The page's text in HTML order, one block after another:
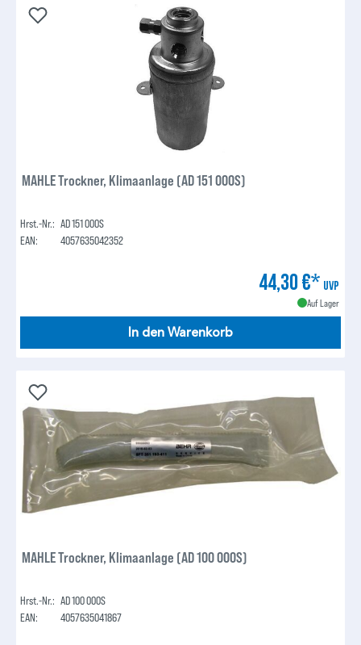
MAHLE Trockner, Klimaanlage (AD 151 000S)
Hrst.-Nr.: AD 151 000S
EAN:
4057635042352
44,30 €* UVP
Auf Lager
In den Warenkorb
MAHLE Trockner, Klimaanlage (AD 100 000S)
Hrst.-Nr.: AD 100 000S
EAN:
4057635041867